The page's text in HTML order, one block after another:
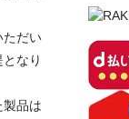
ただい
なり
品は